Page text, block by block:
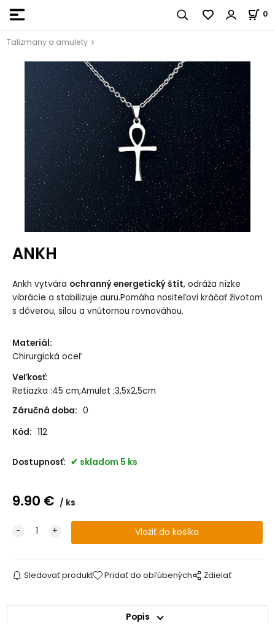
0
Talizmany a amulety
ANKH
Ankh vytvára ochranný energetický štít, odráža nízke
vibrácie a stabilizuje auru.Pomáha nositeľovi kráčať životom
s dôverou, silou a vnútornou rovnováhou.
Materiál:
Chirurgická oceľ
Veľkosť:
Retiazka :45 cm;Amulet :3,5x2,5cm
Záručná doba: 0
Kód: 112
Dostupnosť: skladom 5 ks
9.90 € ks
Sledovať produkt Pridať do obľúbených Zdielať
Popis